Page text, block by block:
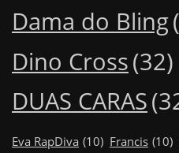
Dama do Bling
Dino Cross(32)
DUAS CARAS
Eva RapDiva (10) Francis (10)